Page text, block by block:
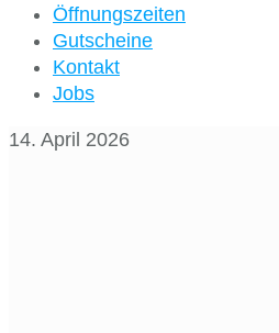
Öffnungszeiten
Gutscheine
Kontakt
Jobs
14. April 2026